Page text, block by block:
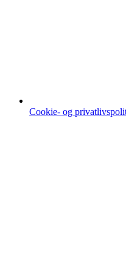
Cookie- og